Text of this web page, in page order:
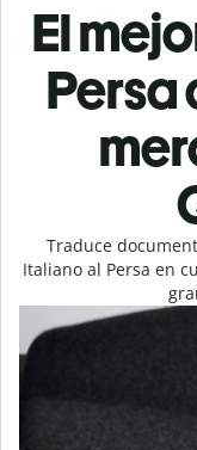
El
Persa
Traduce
Italiano al Persa en